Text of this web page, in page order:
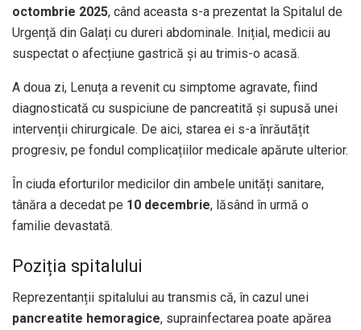
octombrie 2025, când aceasta s-a prezentat la Spitalul de
Urgență din Galați cu dureri abdominale. Inițial, medicii au
suspectat o afecțiune gastrică și au trimis-o acasă.
A doua zi, Lenuța a revenit cu simptome agravate, fiind
diagnosticată cu suspiciune de pancreatită și supusă unei
intervenții chirurgicale. De aici, starea ei s-a înrăutățit
progresiv, pe fondul complicațiilor medicale apărute ulterior.
În ciuda eforturilor medicilor din ambele unități sanitare,
tânăra a decedat pe 10 decembrie, lăsând în urmă o
familie devastată.
Poziția spitalului
Reprezentanții spitalului au transmis că, în cazul unei
pancreatite hemoragice, suprainfectarea poate apărea